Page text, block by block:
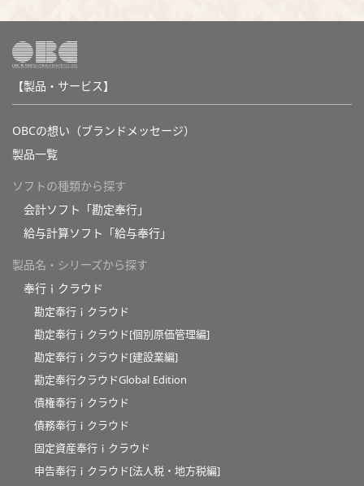
【製品・サービス】
OBCの想い（ブランドメッセージ）
製品一覧
ソフトの種類から探す
会計ソフト「勘定奉行」
給与計算ソフト「給与奉行」
製品名・シリーズから探す
奉行ｉクラウド
勘定奉行ｉクラウド
勘定奉行ｉクラウド[個別原価管理編]
勘定奉行ｉクラウド[建設業編]
勘定奉行クラウドGlobal Edition
債権奉行ｉクラウド
債務奉行ｉクラウド
固定資産奉行ｉクラウド
申告奉行ｉクラウド[法人税・地方税編]